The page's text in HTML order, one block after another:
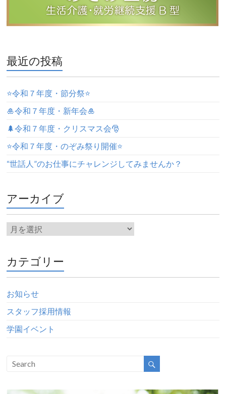
最近の投稿
⭐️令和７年度・節分祭⭐️
🎍令和７年度・新年会🎍
🌲令和７年度・クリスマス会🎅
⭐️令和７年度・のぞみ祭り開催⭐️
“世話人”のお仕事にチャレンジしてみませんか？
アーカイブ
カテゴリー
お知らせ
スタッフ採用情報
学園イベント